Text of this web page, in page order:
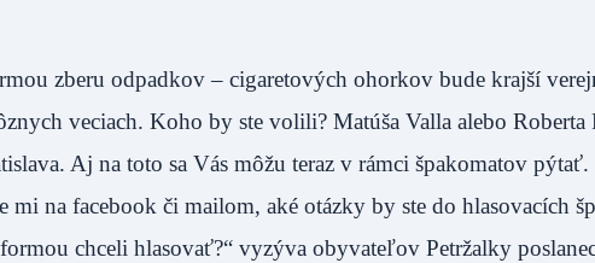
zberu odpadkov – cigaretových ohorkov bude krajší
veciach. Koho by ste volili? Matúša Valla alebo Roberta
Aj na toto sa Vás môžu teraz v rámci špakomatov
mi na facebook či mailom, aké otázky by ste do hlasovacích
chceli hlasovať?“ vyzýva obyvateľov Petržalky